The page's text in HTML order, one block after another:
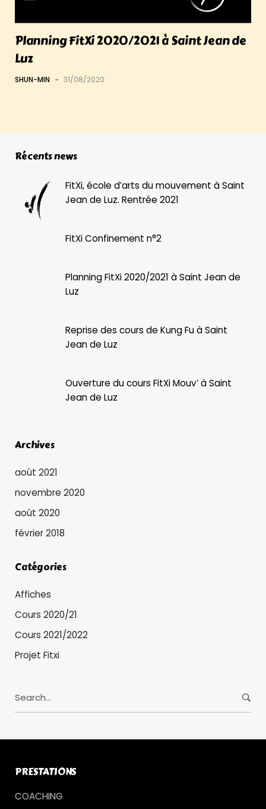
Planning FitXi 2020/2021 à Saint Jean de
Luz
SHUN-MIN - 31/08/2020
Récents news
FitXi, école d’arts du mouvement à Saint
Jean de Luz. Rentrée 2021
FitXi Confinement n°2
Planning FitXi 2020/2021 à Saint Jean de
Luz
Reprise des cours de Kung Fu à Saint
Jean de Luz
Ouverture du cours FitXi Mouv’ à Saint
Jean de Luz
Archives
août 2021
novembre 2020
août 2020
février 2018
Catégories
Affiches
Cours 2020/21
Cours 2021/2022
Projet Fitxi
e
f
o
PRESTATIONS
COACHING